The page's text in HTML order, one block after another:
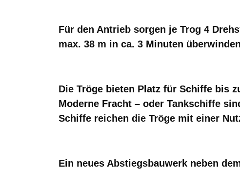
Für den Antrieb sorgen je Trog 4
max. 38 m in ca. 3 Minuten
Die Tröge bieten Platz für Schiffe bis
Moderne Fracht – oder Tankschiffe
Schiffe reichen die Tröge mit einer
Ein neues Abstiegsbauwerk neben